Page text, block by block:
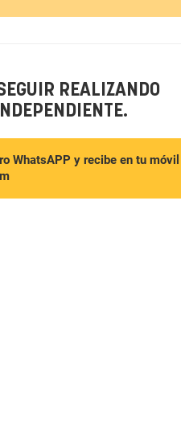
REALIZANDO
WhatsAPP y recibe en tu móvil